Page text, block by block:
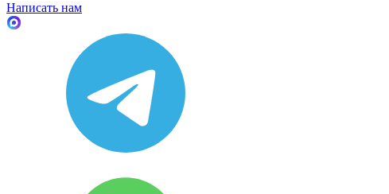
Написать нам